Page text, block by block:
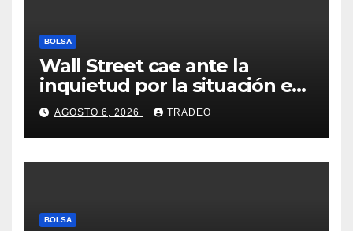
BOLSA
Wall Street cae ante la
inquietud por la situación en
Ormuz
AGOSTO 6, 2026 TRADEO
BOLSA